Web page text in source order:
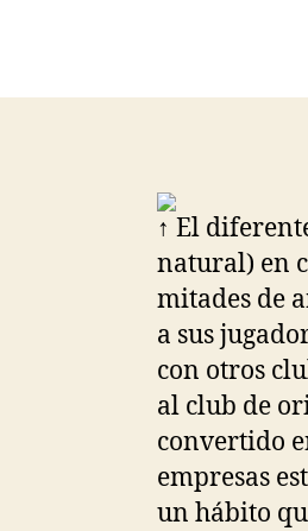
↑ El
natural) en
mitades de
a sus
con otros
al club de
convertido
empresas
un hábito